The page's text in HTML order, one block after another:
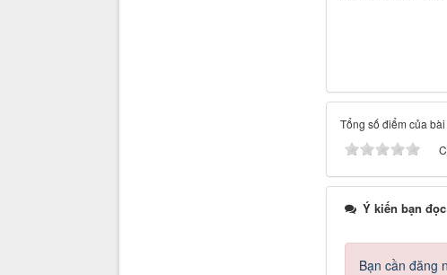
Tổng số điểm của
Ý kiến bạn đọc
Bạn cần đăng